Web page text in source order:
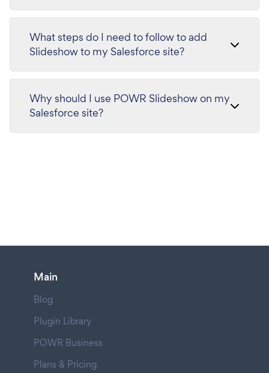
What steps do I need to follow to add
Slideshow to my Salesforce site?
Why should I use POWR Slideshow on my
Salesforce site?
Main
Blog
Plugin Library
POWR Business
Plans & Pricing